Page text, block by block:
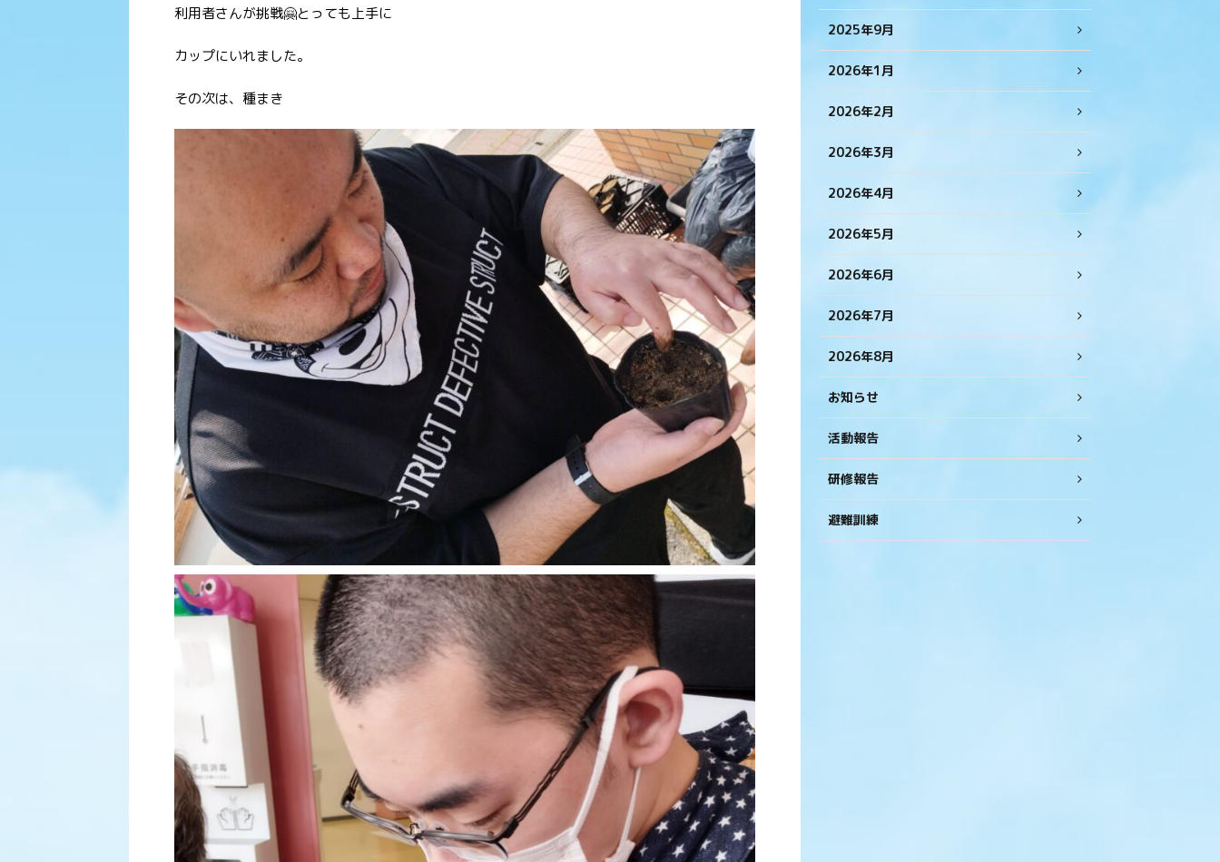
利用者さんが挑戦🤗とっても上手に
カップにいれました。
その次は、種まき
2025年9月
2026年1月
2026年2月
2026年3月
2026年4月
2026年5月
2026年6月
2026年7月
2026年8月
お知らせ
活動報告
研修報告
避難訓練